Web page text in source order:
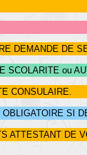
DEMANDE DE
SCOLARITE ou
CONSULAIRE.
SI
ATTESTANT DE